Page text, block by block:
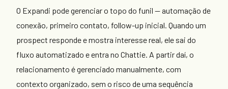
O Expandi pode gerenciar o topo do funil — automação de
conexão, primeiro contato, follow-up inicial. Quando um
prospect responde e mostra interesse real, ele sai do
fluxo automatizado e entra no Chattie. A partir daí, o
relacionamento é gerenciado manualmente, com
contexto organizado, sem o risco de uma sequência